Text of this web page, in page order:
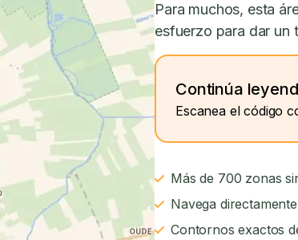
Para muchos, esta
esfuerzo para dar un
Continúa
Escanea el código
Más de 700 zonas
Navega
Contornos exactos